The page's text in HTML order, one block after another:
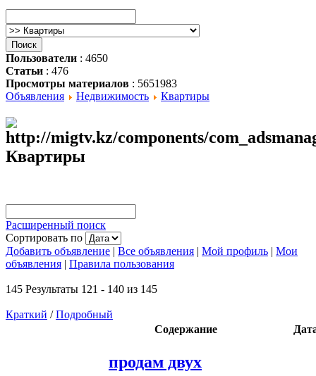
Пользователи : 4650
Статьи : 476
Просмотры материалов : 5651983
Объявления
Недвижимость Квартиры
Квартиры
Расширенный поиск
Сортировать по
Добавить объявление | Все объявления | Мой профиль | Мои
объявления | Правила пользования
145 Результаты 121 - 140 из 145
Краткий /Подробный
Содержание
продам двух